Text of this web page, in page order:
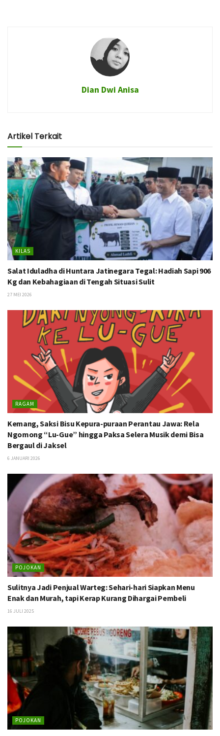
Dian Dwi Anisa
Artikel Terkait
KILAS
Salat Iduladha di Huntara Jatinegara Tegal: Hadiah Sapi 906
Kg dan Kebahagiaan di Tengah Situasi Sulit
27 MEI 2026
RAGAM
Kemang, Saksi Bisu Kepura-puraan Perantau Jawa: Rela
Ngomong “Lu-Gue” hingga Paksa Selera Musik demi Bisa
Bergaul di Jaksel
6 JANUARI 2026
POJOKAN
Sulitnya Jadi Penjual Warteg: Sehari-hari Siapkan Menu
Enak dan Murah, tapi Kerap Kurang Dihargai Pembeli
16 JULI 2025
POJOKAN